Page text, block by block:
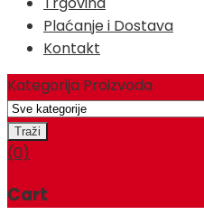
Plaćanje i Dostava
Kontakt
Kategorija Proizvoda
(0)
Cart